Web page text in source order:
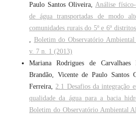
Paulo Santos Oliveira, Análise
de água transportadas de modo
comunidades rurais do 5º e 6º
Boletim do Observatório
v. 7 n. 1 (2013)
Mariana Rodrigues de
Brandão, Vicente de Paulo Santos
Ferreira, 2.1 Desafios da integração
qualidade da água para a bacia
Boletim do Observatório Ambiental